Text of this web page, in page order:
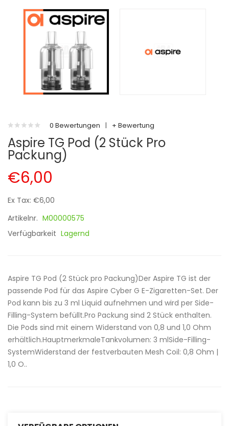
0 Bewertungen | + Bewertung
Aspire TG Pod (2 Stück Pro
Packung)
€6,00
Ex Tax: €6,00
Artikelnr. M00000575
Verfügbarkeit Lagernd
Aspire TG Pod (2 Stück pro Packung)Der Aspire TG ist der
passende Pod für das Aspire Cyber G E-Zigaretten-Set. Der
Pod kann bis zu 3 ml Liquid aufnehmen und wird per Side-
Filling-System befüllt.Pro Packung sind 2 Stück enthalten.
Die Pods sind mit einem Widerstand von 0,8 und 1,0 Ohm
erhältlich.HauptmerkmaleTankvolumen: 3 mlSide-Filling-
SystemWiderstand der festverbauten Mesh Coil: 0,8 Ohm |
1,0 O..